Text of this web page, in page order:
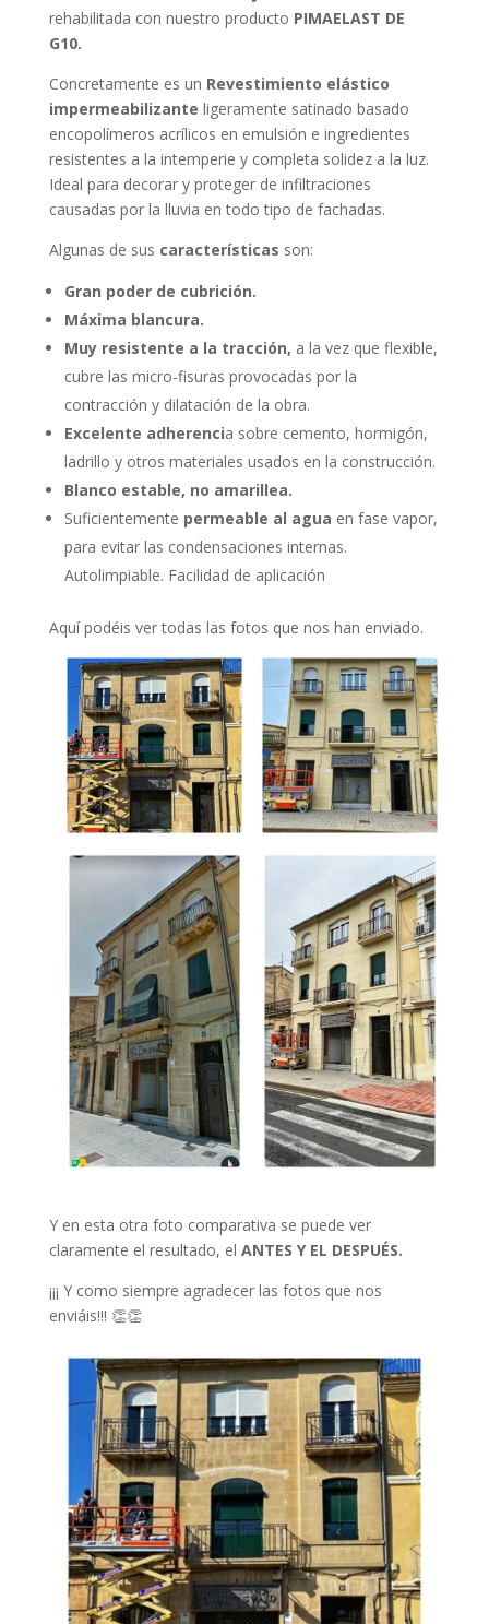
rehabilitada con nuestro producto PIMAELAST DE
G10.
Concretamente es un Revestimiento elástico
impermeabilizante ligeramente satinado basado
encopolímeros acrílicos en emulsión e ingredientes
resistentes a la intemperie y completa solidez a la luz.
Ideal para decorar y proteger de infiltraciones
causadas por la lluvia en todo tipo de fachadas.
Algunas de sus características son:
Gran poder de cubrición.
Máxima blancura.
Muy resistente a la tracción, a la vez que flexible,
cubre las micro-fisuras provocadas por la
contracción y dilatación de la obra.
Excelente adherencia sobre cemento, hormigón,
ladrillo y otros materiales usados en la construcción.
Blanco estable, no amarillea.
Suficientemente permeable al agua en fase vapor,
para evitar las condensaciones internas.
Autolimpiable. Facilidad de aplicación
Aquí podéis ver todas las fotos que nos han enviado.
Y en esta otra foto comparativa se puede ver
claramente el resultado, el ANTES Y EL DESPUÉS.
¡¡¡ Y como siempre agradecer las fotos que nos
enviáis!!! 👏👏